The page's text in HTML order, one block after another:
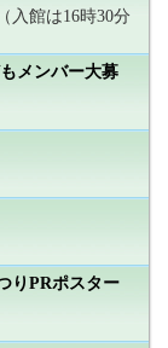
入館は16時30分
メンバー大募
りPRポスター